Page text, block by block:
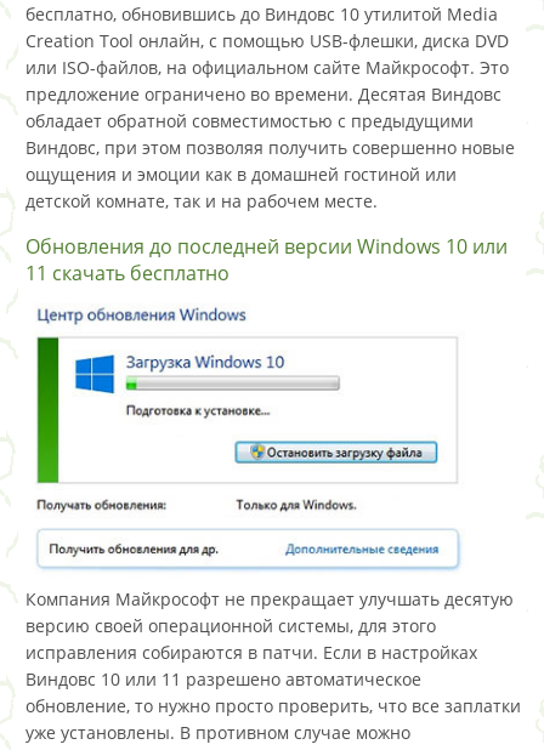
бесплатно, обновившись до Виндовс 10 утилитой Media
Creation Tool онлайн, с помощью USB-флешки, диска DVD
или ISO-файлов, на официальном сайте Майкрософт. Это
предложение ограничено во времени. Десятая Виндовс
обладает обратной совместимостью с предыдущими
Виндовс, при этом позволяя получить совершенно новые
ощущения и эмоции как в домашней гостиной или
детской комнате, так и на рабочем месте.
Обновления до последней версии Windows 10 или
11 скачать бесплатно
Компания Майкрософт не прекращает улучшать десятую
версию своей операционной системы, для этого
исправления собираются в патчи. Если в настройках
Виндовс 10 или 11 разрешено автоматическое
обновление, то нужно просто проверить, что все заплатки
уже установлены. В противном случае можно